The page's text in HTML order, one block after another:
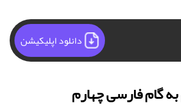
دانلود اپلیکیشن
گام فارسی چهارم